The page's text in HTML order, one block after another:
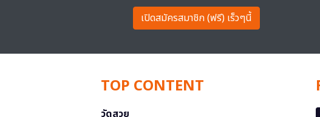
เปิดสมัครสมาชิก (ฟรี) เร็วๆนี้
TOP CONTENT
วัดสวย